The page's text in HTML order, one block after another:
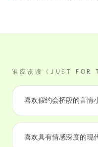
谁应该读《JUST FOR
喜欢假约会桥段的言情
喜欢具有情感深度的现